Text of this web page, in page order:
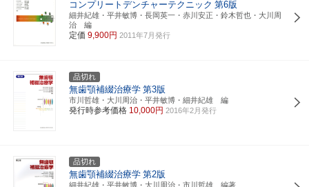
コンプリートデンチャーテクニック 第6版
細井紀雄・平井敏博・長岡英一・赤川安正・鈴木哲也・大川周
治 編
定価 9,900円 2011年7月発行
品切れ
無歯顎補綴治療学 第3版
市川哲雄・大川周治・平井敏博・細井紀雄 編
発行時参考価格 10,000円 2016年2月発行
品切れ
無歯顎補綴治療学 第2版
細井紀雄・平井敏博・大川周治・市川哲雄 編著